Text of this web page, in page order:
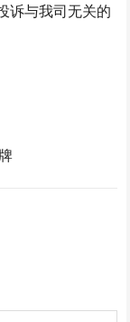
诉与我司无关的